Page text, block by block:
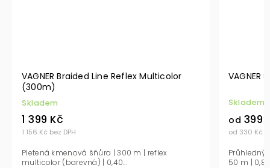
VAGNER Braided Line Reflex Multicolor
(300m)
Skladem
1 156 Kč bez DPH
1 399 Kč
Pletená kmenová šňůra | 300 m | reflex
multicolor (barevná) | 0,40...
Skladem
od 330 Kč
od 399
50 m |